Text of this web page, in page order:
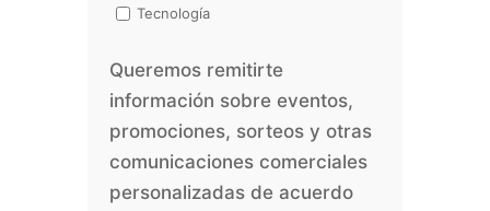
Tecnología
Queremos remitirte
información sobre eventos,
promociones, sorteos y otras
comunicaciones comerciales
personalizadas de acuerdo